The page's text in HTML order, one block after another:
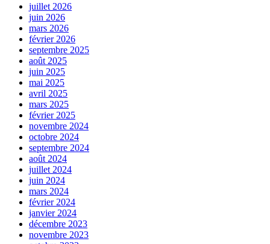
juillet 2026
juin 2026
mars 2026
février 2026
septembre 2025
août 2025
juin 2025
mai 2025
avril 2025
mars 2025
février 2025
novembre 2024
octobre 2024
septembre 2024
août 2024
juillet 2024
juin 2024
mars 2024
février 2024
janvier 2024
décembre 2023
novembre 2023